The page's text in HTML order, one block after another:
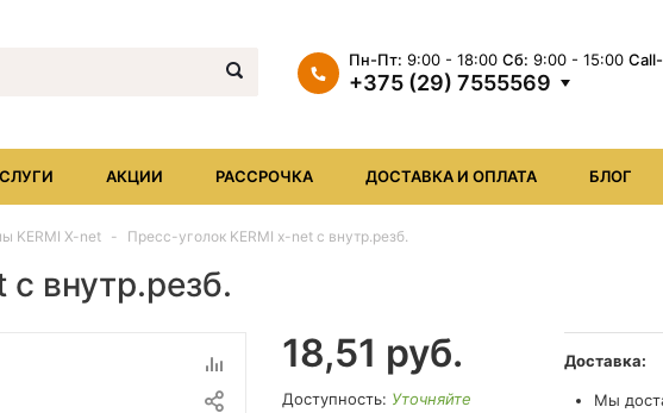
Пн-Пт: 9:00 - 18:00 Сб: 9:00 - 15:00
+375 (29) 7555569
+375 (17) XXX
АКЦИИ РАССРОЧКА ДОСТАВКА И ОПЛАТА БЛОГ
KERMI X-net Пресс-уголок KERMI x-net с внутр.резб.
внутр.резб.
18,51 руб.
Доступность: Уточняйте
Доставка:
Мы